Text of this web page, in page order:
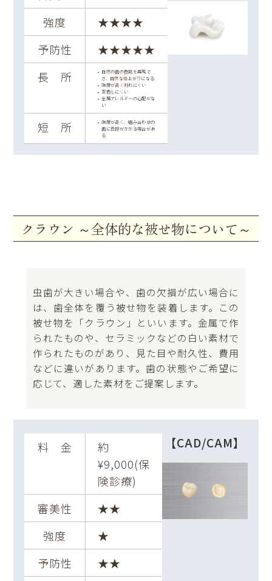
強度
★★★★
予防性
★★★★★
長 所
自然の歯の色調を再現で
き、自然な仕上がりになる
強度が高く割れにくい
変色しにくい
金属アレルギーの心配がな
い
短 所
強度が高く、噛み合わせの
歯に負担がかかる場合があ
る
クラウン ～全体的な被せ物について～
虫歯が大きい場合や、歯の欠損が広い場合に
は、歯全体を覆う被せ物を装着します。この
被せ物を「クラウン」といいます。金属で作
られたものや、セラミックなどの白い素材で
作られたものがあり、見た目や耐久性、費用
などに違いがあります。歯の状態やご希望に
応じて、適した素材をご提案します。
料 金
約
¥9,000(保
険診療)
審美性
★★
強度
★
予防性
★★
【CAD/CAM】